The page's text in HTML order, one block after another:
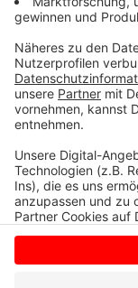
Anzeige
Anzeige